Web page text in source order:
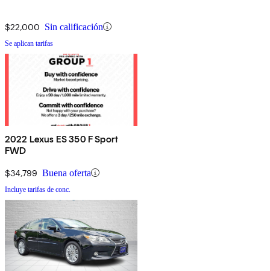
$22,000 Sin calificación
Se aplican tarifas
2022 Lexus ES 350 F Sport
FWD
$34,799 Buena oferta
Incluye tarifas de conc.